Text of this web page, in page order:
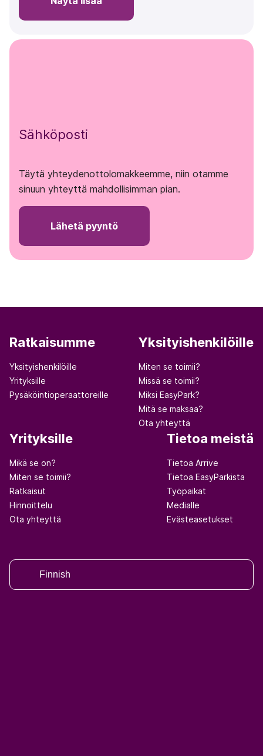
Sähköposti
Täytä yhteydenottolomakkeemme, niin otamme
sinuun yhteyttä mahdollisimman pian.
Lähetä pyyntö
Ratkaisumme
Yksityishenkilöille
Yrityksille
Pysäköintioperaattoreille
Yksityishenkilöille
Miten se toimii?
Missä se toimii?
Miksi EasyPark?
Mitä se maksaa?
Ota yhteyttä
Yrityksille
Mikä se on?
Miten se toimii?
Ratkaisut
Hinnoittelu
Ota yhteyttä
Tietoa meistä
Tietoa Arrive
Tietoa EasyParkista
Työpaikat
Medialle
Evästeasetukset
Finnish